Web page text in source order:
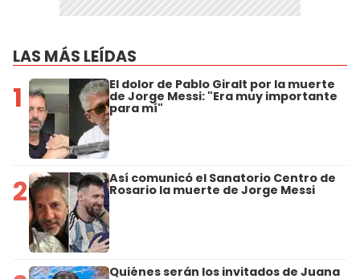
LAS MÁS LEÍDAS
1 El dolor de Pablo Giralt por la muerte
de Jorge Messi: "Era muy importante
para mí"
2 Así comunicó el Sanatorio Centro de
Rosario la muerte de Jorge Messi
Quiénes serán los invitados de Juana